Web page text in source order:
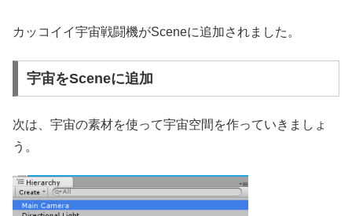
カッコイイ宇宙戦闘機がSceneに追加されました。
宇宙をSceneに追加
次は、宇宙の素材を使って宇宙空間を作っていきましょ
う。